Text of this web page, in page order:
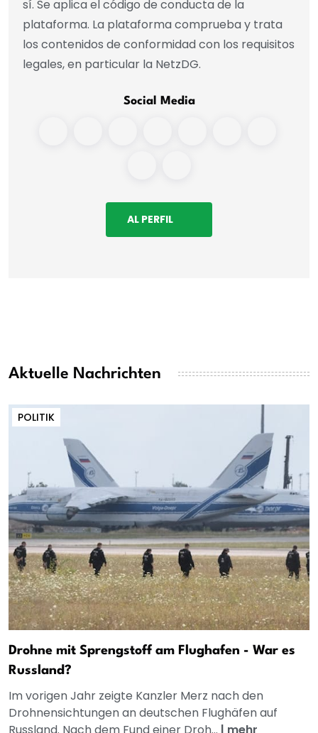
sí. Se aplica el código de conducta de la
plataforma. La plataforma comprueba y trata
los contenidos de conformidad con los requisitos
legales, en particular la NetzDG.
Social Media
AL PERFIL
Aktuelle Nachrichten
POLITIK
Drohne mit Sprengstoff am Flughafen - War es
Russland?
Im vorigen Jahr zeigte Kanzler Merz nach den
Drohnensichtungen an deutschen Flughäfen auf
Russland. Nach dem Fund einer Droh... | mehr